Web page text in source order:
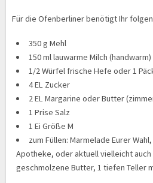
Für die Ofenberliner benötigt Ihr
350 g Mehl
150 ml lauwarme Milch (handwarm)
1/2 Würfel frische Hefe oder 1
4 EL Zucker
2 EL Margarine oder Butter
1 Prise Salz
1 Ei Größe M
zum Füllen: Marmelade Eurer
Apotheke, oder aktuell vielleicht auch
geschmolzene Butter, 1 tiefen Teller